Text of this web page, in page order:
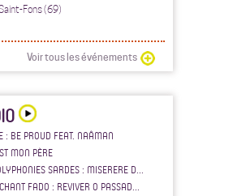
Fons (69)
Voir tous les événements
: BE PROUD FEAT. NAÂMAN
MON PÈRE
SARDES : MISERERE D...
FADO : REVIVER O PASSAD...